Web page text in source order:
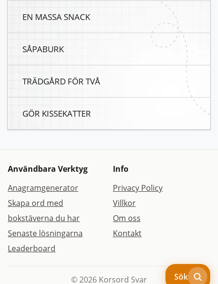
EN MASSA SNACK
SÅPABURK
TRÄDGÅRD FÖR TVÅ
GÖR KISSEKATTER
Användbara Verktyg
Anagramgenerator
Skapa ord med
bokstäverna du har
Senaste lösningarna
Leaderboard
Info
Privacy Policy
Villkor
Om oss
Kontakt
© 2026 Korsord Svar Sök